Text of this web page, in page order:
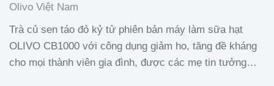
Olivo Việt Nam
Trà củ sen táo đỏ kỷ tử phiên bản máy làm sữa hạt
OLIVO CB1000 với công dụng giảm ho, tăng đề kháng
cho mọi thành viên gia đình, được các mẹ tin tưởng